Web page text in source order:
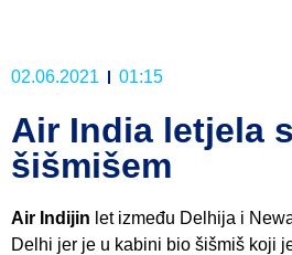
02.06.2021 01:15
Air India letjela
šišmišem
Air Indijin let između Delhija i
Delhi jer je u kabini bio šišmiš koji